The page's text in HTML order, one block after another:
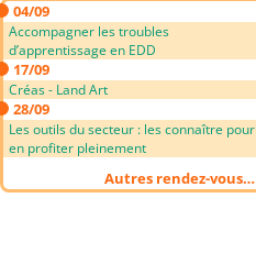
04/09
Accompagner les troubles
d’apprentissage en EDD
17/09
Créas - Land Art
28/09
Les outils du secteur : les connaître pour
en profiter pleinement
Autres rendez-vous…